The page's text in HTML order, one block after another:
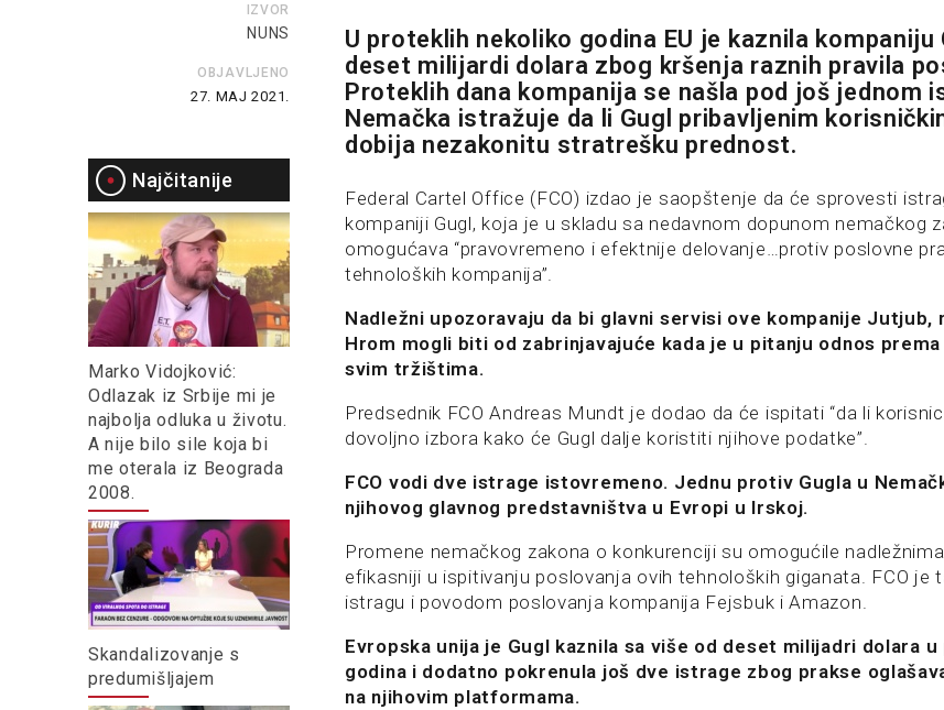
IZVOR
NUNS
OBJAVLJENO
27. MAJ 2021.
Najčitanije
Marko Vidojković:
Odlazak iz Srbije mi je
najbolja odluka u životu.
A nije bilo sile koja bi
me oterala iz Beograda
2008.
Skandalizovanje s
predumišljajem
U proteklih nekoliko godina EU je kaznila kompaniju
deset milijardi dolara zbog kršenja raznih pravila
Proteklih dana kompanija se našla pod još jednom
Nemačka istražuje da li Gugl pribavljenim
dobija nezakonitu stratrešku prednost.
Federal Cartel Office (FCO) izdao je saopštenje da će sprovesti
kompaniji Gugl, koja je u skladu sa nedavnom dopunom nemačkog
omogućava “pravovremeno i efektnije delovanje…protiv poslovne
tehnoloških kompanija”.
Nadležni upozoravaju da bi glavni servisi ove kompanije Jutjub,
Hrom mogli biti od zabrinjavajuće kada je u pitanju odnos
svim tržištima.
Predsednik FCO Andreas Mundt je dodao da će ispitati “da li
dovoljno izbora kako će Gugl dalje koristiti njihove podatke”.
FCO vodi dve istrage istovremeno. Jednu protiv Gugla u
njihovog glavnog predstavništva u Evropi u Irskoj.
Promene nemačkog zakona o konkurenciji su omogućile
efikasniji u ispitivanju poslovanja ovih tehnoloških giganata. FCO je
istragu i povodom poslovanja kompanija Fejsbuk i Amazon.
Evropska unija je Gugl kaznila sa više od deset milijadri dolara
godina i dodatno pokrenula još dve istrage zbog prakse
na njihovim platformama.